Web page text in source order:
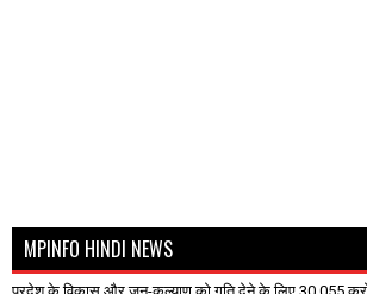
MPINFO HINDI NEWS